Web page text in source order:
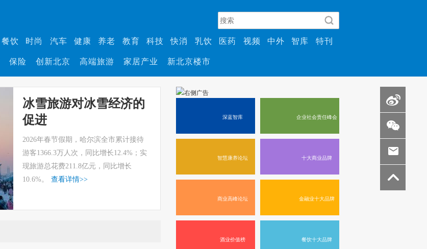
餐饮 时尚 汽车 健康 养老 教育 科技 快消 乳饮 医药 视频 中外 智库 特刊
保险 创新北京 高端旅游 家居产业 新北京楼市
冰雪旅游对冰雪经济的
促进
2026年春节假期，哈尔滨全市累计接待
游客1366.3万人次，同比增长12.4%；实
现旅游总花费211.8亿元，同比增长
10.6%。
查看详情>>
深蓝智库 企业社会责任峰会
智慧康养论坛 十大商业品牌
商业高峰论坛 金融业十大品牌
酒业价值榜 餐饮十大品牌